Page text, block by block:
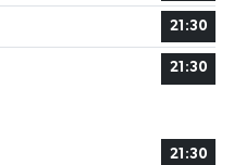
21:30
21:30
21:30